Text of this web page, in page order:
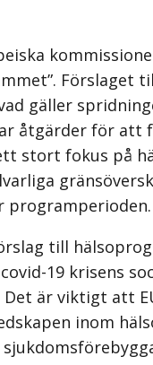
gäller
åtgärder för att
stort fokus på
programperioden.
till
19 krisens
Det är viktigt att
inom